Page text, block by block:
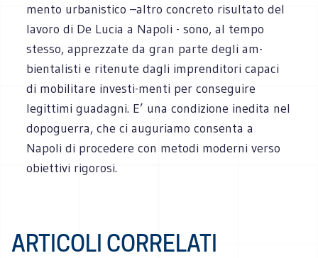
mento urbanistico –altro concreto risultato del
lavoro di De Lucia a Napoli - sono, al tempo
stesso, apprezzate da gran parte degli am-
bientalisti e ritenute dagli imprenditori capaci
di mobilitare investi-menti per conseguire
legittimi guadagni. E’ una condizione inedita nel
dopoguerra, che ci auguriamo consenta a
Napoli di procedere con metodi moderni verso
obiettivi rigorosi.
ARTICOLI CORRELATI